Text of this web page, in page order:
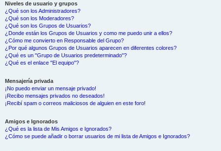
Niveles de usuario y grupos
¿Qué son los Administradores?
¿Qué son los Moderadores?
¿Qué son los Grupos de Usuarios?
¿Donde están los Grupos de Usuarios y como me puedo unir a ellos?
¿Cómo me convierto en Responsable del Grupo?
¿Por qué algunos Grupos de Usuarios aparecen en diferentes colores?
¿Qué es un "Grupo de Usuarios predeterminado"?
¿Qué es el enlace "El equipo"?
Mensajería privada
¡No puedo enviar un mensaje privado!
¡Recibo mensajes privados no deseados!
¡Recibí spam o correos maliciosos de alguien en este foro!
Amigos e Ignorados
¿Qué es la lista de Mis Amigos e Ignorados?
¿Cómo se puede añadir o borrar usuarios de mi lista de Amigos e Ignorados?